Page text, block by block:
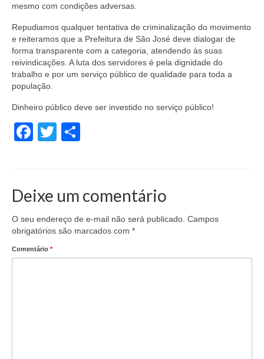
mesmo com condições adversas.
Repudiamos qualquer tentativa de criminalização do movimento
e reiteramos que a Prefeitura de São José deve dialogar de
forma transparente com a categoria, atendendo às suas
reivindicações. A luta dos servidores é pela dignidade do
trabalho e por um serviço público de qualidade para toda a
população.
Dinheiro público deve ser investido no serviço público!
Facebook
Twitter
Deixe um comentário
O seu endereço de e-mail não será publicado. Campos
obrigatórios são marcados com *
Comentário *